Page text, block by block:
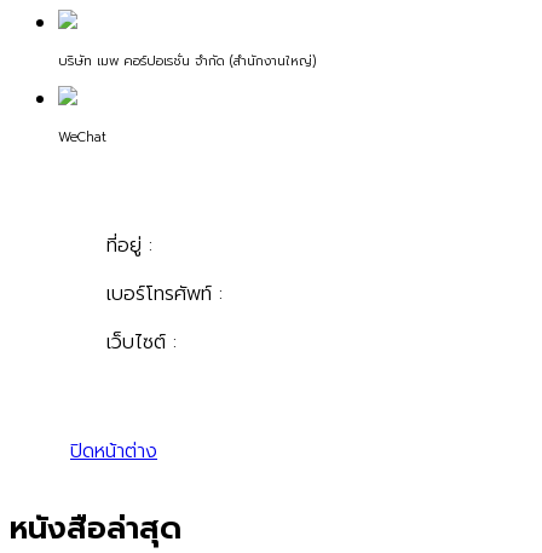
บริษัท เมพ คอร์ปอเรชั่น จำกัด (สำนักงานใหญ่)
WeChat
ที่อยู่ :
เบอร์โทรศัพท์ :
เว็บไซต์ :
ปิดหน้าต่าง
หนังสือล่าสุด